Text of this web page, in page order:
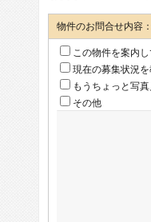
物件のお問合せ内容：
この物件を案内
現在の募集状況
もうちょっと写
その他